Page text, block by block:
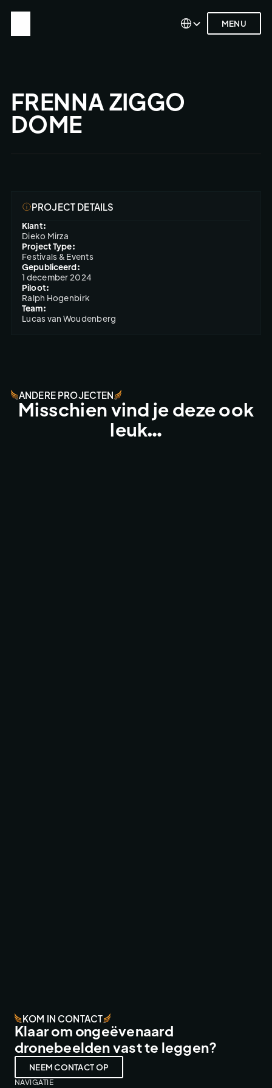
Select Language
MENU
Select Language
MENU
FRENNA ZIGGO
DOME
PROJECT DETAILS
Klant:
Dieko Mirza
Project Type:
Festivals & Events
Gepubliceerd:
1 december 2024
Piloot:
Ralph Hogenbirk
Team:
Lucas van Woudenberg
ANDERE PROJECTEN
Misschien vind je deze ook
leuk…
KOM IN CONTACT
Klaar om ongeëvenaard
dronebeelden vast te leggen?
NEEM CONTACT OP
NAVIGATIE